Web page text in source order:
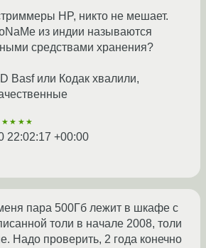
HP, никто не мешает.
из индии называются
средствами хранения?
Basf или Кодак хвалили,
22:02:17 +00:00
пара 500Гб лежит в шкафе с
толи в начале 2008, толи
Надо проверить, 2 года конечно